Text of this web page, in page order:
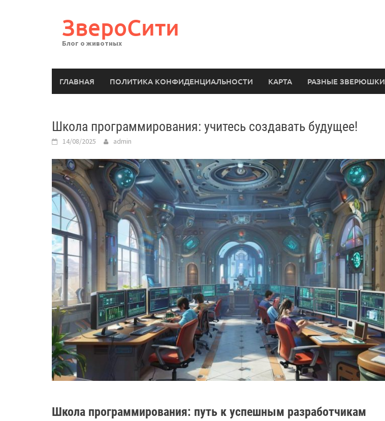
ЗвероСити
Блог о животных
ГЛАВНАЯ ПОЛИТИКА КОНФИДЕНЦИАЛЬНОСТИ КАРТА РАЗНЫЕ ЗВЕРЮШКИ
Школа программирования: учитесь создавать будущее!
14/08/2025 admin
Школа программирования: путь к успешным разработчикам